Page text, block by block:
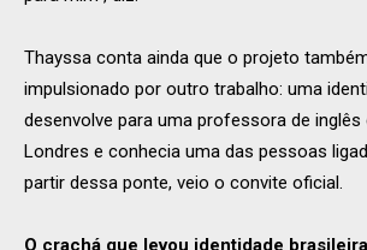
Thayssa conta ainda que o projeto
impulsionado por outro trabalho: uma
desenvolve para uma professora de inglês
Londres e conhecia uma das pessoas
partir dessa ponte, veio o convite oficial.
O crachá que levou identidade